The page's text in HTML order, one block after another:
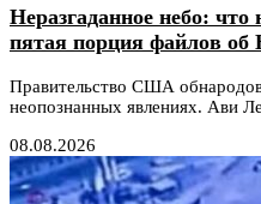
Неразгаданное небо: что
пятая порция файлов
Правительство США
неопознанных явлениях. Ави
08.08.2026